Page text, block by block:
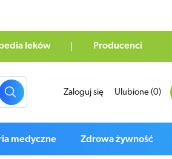
leków Producenci
Zaloguj się Ulubione (0)
medyczne Zdrowa żywność